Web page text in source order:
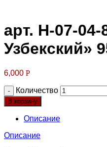
арт. Н-07-04-
Узбекский»
6,000 Р
Количество
В корзину
Описание
Описание